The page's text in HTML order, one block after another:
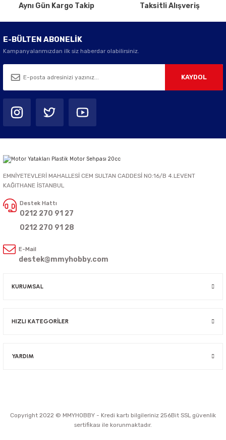
Aynı Gün Kargo Takip Taksitli Alışveriş
E-BÜLTEN ABONELİK
Kampanyalarımızdan ilk siz haberdar olabilirsiniz.
KAYDOL
EMNİYETEVLERİ MAHALLESİ CEM SULTAN CADDESİ NO:16/B 4.LEVENT
KAĞITHANE İSTANBUL
Destek Hattı
0212 270 91 27
0212 270 91 28
E-Mail
destek@mmyhobby.com
KURUMSAL
HIZLI KATEGORİLER
YARDIM
Copyright 2022 © MMYHOBBY - Kredi kartı bilgileriniz 256Bit SSL güvenlik
sertifikası ile korunmaktadır.